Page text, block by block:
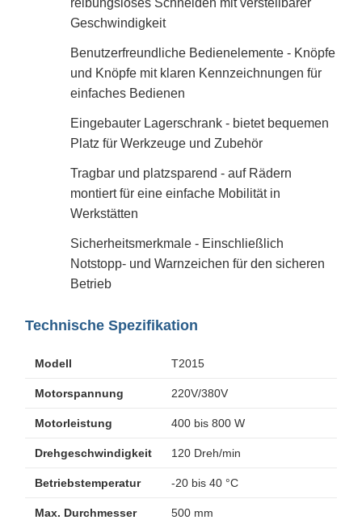
Geschwindigkeit
Benutzerfreundliche Bedienelemente - Knöpfe
und Knöpfe mit klaren Kennzeichnungen für
einfaches Bedienen
Eingebauter Lagerschrank - bietet bequemen
Platz für Werkzeuge und Zubehör
Tragbar und platzsparend - auf Rädern
montiert für eine einfache Mobilität in
Werkstätten
Sicherheitsmerkmale - Einschließlich
Notstopp- und Warnzeichen für den sicheren
Betrieb
Technische Spezifikation
Modell T2015
Motorspannung 220V/380V
Motorleistung 400 bis 800 W
Drehgeschwindigkeit 120 Dreh/min
Betriebstemperatur -20 bis 40 °C
Max. Durchmesser 500 mm